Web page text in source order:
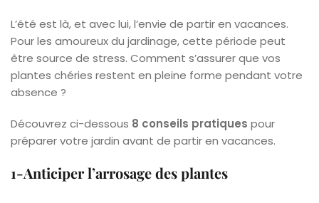
L’été est là, et avec lui, l’envie de partir en vacances.
Pour les amoureux du jardinage, cette période peut
être source de stress. Comment s’assurer que vos
plantes chéries restent en pleine forme pendant votre
absence ?
Découvrez ci-dessous 8 conseils pratiques pour
préparer votre jardin avant de partir en vacances.
1-Anticiper l’arrosage des plantes